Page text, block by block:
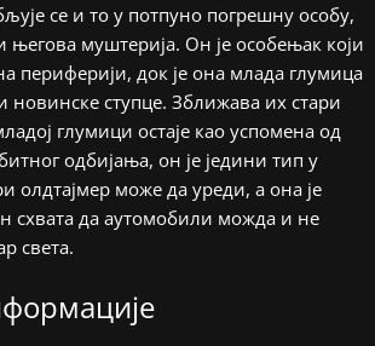
се и то у потпуно погрешну особу,
и његова муштерија. Он је особењак који
периферији, док је она млада глумица
новинске ступце. Зближава их стари
глумици остаје као успомена од
одбијања, он је једини тип у
олдтајмер може да уреди, а она је
схвата да аутомобили можда и не
света.